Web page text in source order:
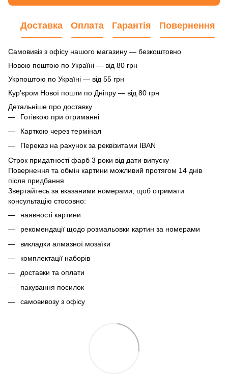
Доставка Оплата Гарантія Повернення
Самовивіз з офісу нашого магазину — безкоштовно
Новою поштою по Україні — від 80 грн
Укрпоштою по Україні — від 55 грн
Кур'єром Нової пошти по Дніпру — від 80 грн
Детальніше про доставку
Готівкою при отриманні
Карткою через термінал
Переказ на рахунок за реквізитами IBAN
Строк придатності фарб 3 роки від дати випуску
Повернення та обмін картини можливий протягом 14 днів
після придбання
Звертайтесь за вказаними номерами, щоб отримати
консультацію стосовно:
наявності картини
рекомендації щодо розмальовки картин за номерами
викладки алмазної мозаїки
комплектації наборів
доставки та оплати
пакування посилок
самовивозу з офісу